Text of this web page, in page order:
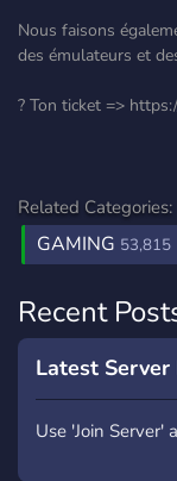
Nous faisons
des émulateurs et
? Ton ticket =>
Related Categories:
GAMING 53,815
Recent
Latest
Use 'Join Server'